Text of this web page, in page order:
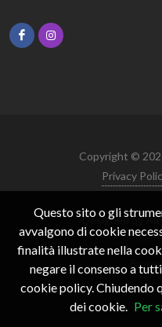
Copyright ©
Privacy
Designed by
Questo sito o gli
avvalgono di cookie
finalità illustrate nella
negare il consenso a
cookie policy. Chiudendo
dei cookie. Per